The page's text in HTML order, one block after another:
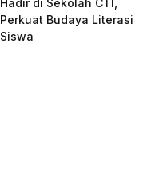
Hadir di Sekolah CTI,
Perkuat Budaya Literasi
Siswa